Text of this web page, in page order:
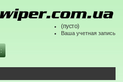
(пусто)
Ваша учетная запись